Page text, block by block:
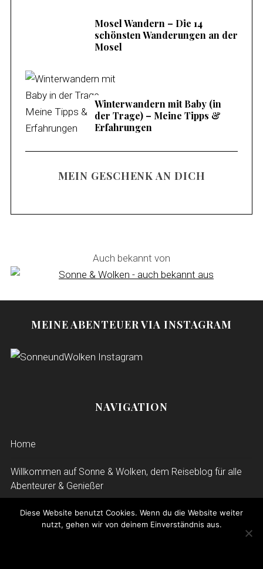
Mosel Wandern – Die 14
schönsten Wanderungen an der
Mosel
Winterwandern mit Baby (in
der Trage) – Meine Tipps &
Erfahrungen
MEIN GESCHENK AN DICH
Auch bekannt von
MEINE ABENTEUER VIA INSTAGRAM
NAVIGATION
Home
Willkommen auf Sonne & Wolken, dem Reiseblog für alle
Abenteurer & Genießer
Abenteuer
Diese Website benutzt Cookies. Wenn du die Website weiter
nutzt, gehen wir von deinem Einverständnis aus.